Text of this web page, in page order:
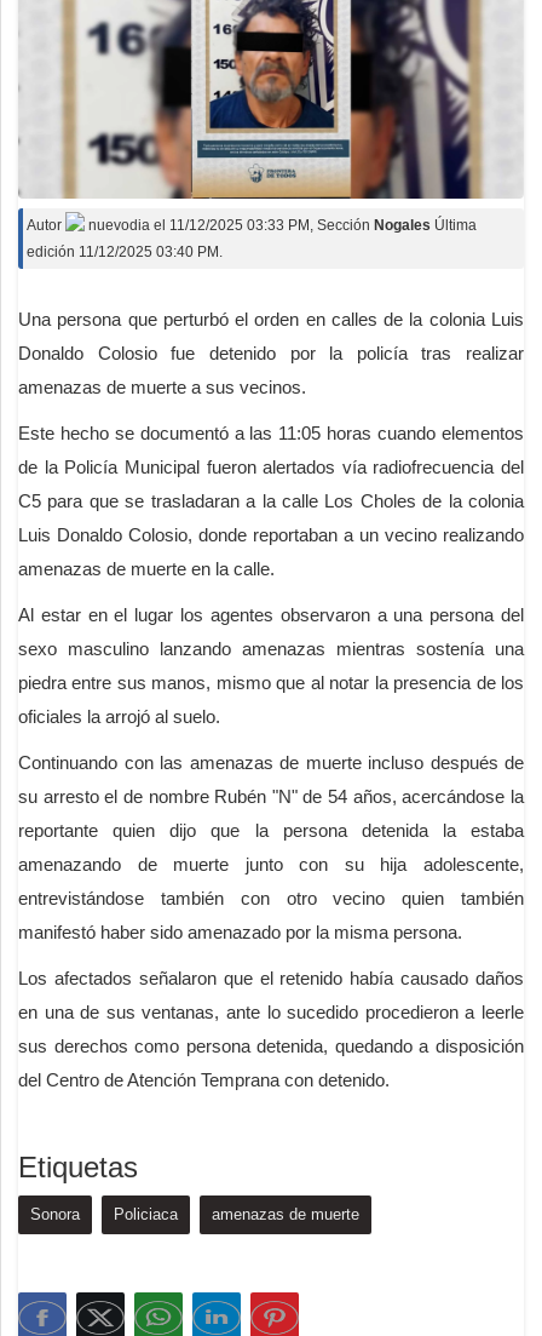
Autor nuevodia el 11/12/2025 03:33 PM , Sección Nogales Última
edición 11/12/2025 03:40 PM.
Una persona que perturbó el orden en calles de la colonia Luis
Donaldo Colosio fue detenido por la policía tras realizar
amenazas de muerte a sus vecinos.
Este hecho se documentó a las 11:05 horas cuando elementos
de la Policía Municipal fueron alertados vía radiofrecuencia del
C5 para que se trasladaran a la calle Los Choles de la colonia
Luis Donaldo Colosio, donde reportaban a un vecino realizando
amenazas de muerte en la calle.
Al estar en el lugar los agentes observaron a una persona del
sexo masculino lanzando amenazas mientras sostenía una
piedra entre sus manos, mismo que al notar la presencia de los
oficiales la arrojó al suelo.
Continuando con las amenazas de muerte incluso después de
su arresto el de nombre Rubén "N" de 54 años, acercándose la
reportante quien dijo que la persona detenida la estaba
amenazando de muerte junto con su hija adolescente,
entrevistándose también con otro vecino quien también
manifestó haber sido amenazado por la misma persona.
Los afectados señalaron que el retenido había causado daños
en una de sus ventanas, ante lo sucedido procedieron a leerle
sus derechos como persona detenida, quedando a disposición
del Centro de Atención Temprana con detenido.
Etiquetas
Sonora Policiaca amenazas de muerte